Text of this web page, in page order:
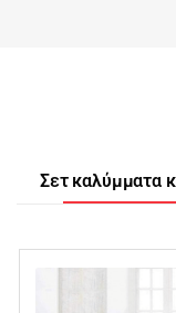
Σετ καλύμματα